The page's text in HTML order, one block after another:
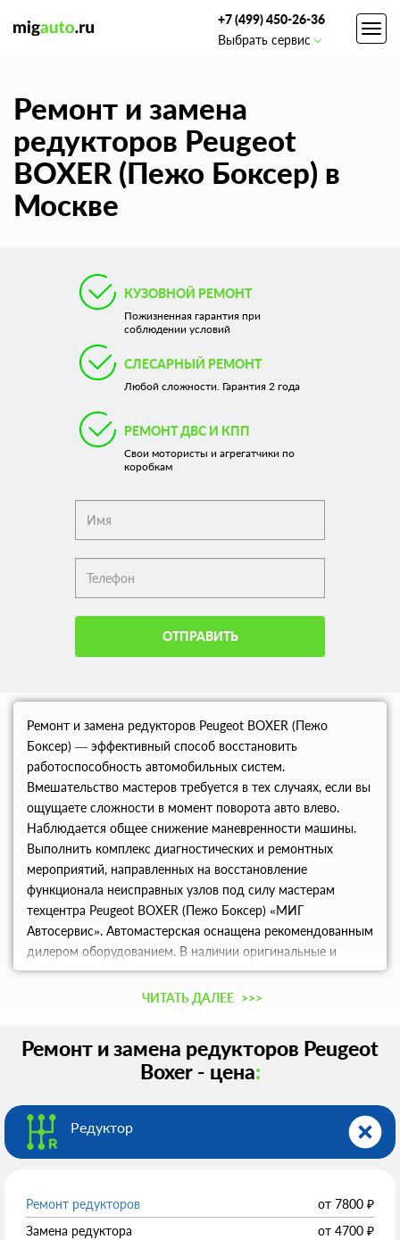
+7 (499) 450-26-36
Выбрать сервис
Ремонт и замена
редукторов Peugeot
BOXER (Пежо Боксер) в
Москве
КУЗОВНОЙ РЕМОНТ
Пожизненная гарантия при
соблюдении условий
СЛЕСАРНЫЙ РЕМОНТ
Любой сложности. Гарантия 2 года
РЕМОНТ ДВС И КПП
Свои мотористы и агрегатчики по
коробкам
ОТПРАВИТЬ
Ремонт и замена редукторов Peugeot BOXER (Пежо
Боксер) — эффективный способ восстановить
работоспособность автомобильных систем.
Вмешательство мастеров требуется в тех случаях, если вы
ощущаете сложности в момент поворота авто влево.
Наблюдается общее снижение маневренности машины.
Выполнить комплекс диагностических и ремонтных
мероприятий, направленных на восстановление
функционала неисправных узлов под силу мастерам
техцентра Peugeot BOXER (Пежо Боксер) «МИГ
Автосервис». Автомастерская оснащена рекомендованным
дилером оборудованием. В наличии оригинальные и
аналоговые запчасти от ведущих поставщиков. Узнать
цены, записаться в сервис в Москве можно по телефону.
ЧИТАТЬ ДАЛЕЕ >>>
Ремонт и замена редукторов Peugeot
Boxer - цена:
Редуктор
Ремонт редукторов от 7800 ₽
Замена редуктора
от 4700 ₽